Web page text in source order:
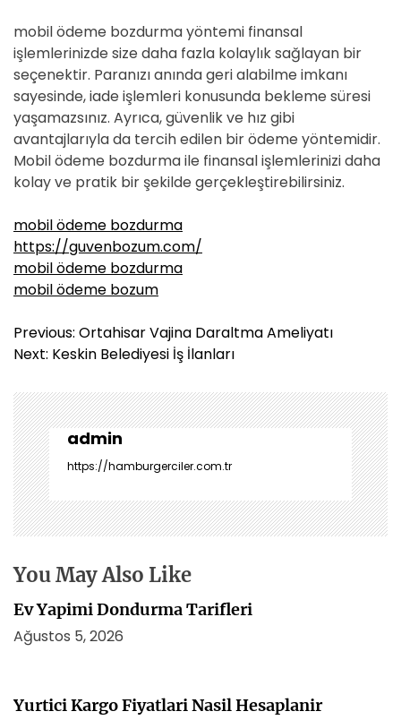
mobil ödeme bozdurma yöntemi finansal
işlemlerinizde size daha fazla kolaylık sağlayan bir
seçenektir. Paranızı anında geri alabilme imkanı
sayesinde, iade işlemleri konusunda bekleme süresi
yaşamazsınız. Ayrıca, güvenlik ve hız gibi
avantajlarıyla da tercih edilen bir ödeme yöntemidir.
Mobil ödeme bozdurma ile finansal işlemlerinizi daha
kolay ve pratik bir şekilde gerçekleştirebilirsiniz.
mobil ödeme bozdurma
https://guvenbozum.com/
mobil ödeme bozdurma
mobil ödeme bozum
Y
a
ı
g
e
z
i
n
m
s
i
Previous: Ortahisar Vajina Daraltma Ameliyatı
Next: Keskin Belediyesi İş İlanları
admin
https://hamburgerciler.com.tr
You May Also Like
Ev Yapimi Dondurma Tarifleri
Ağustos 5, 2026
Yurtici Kargo Fiyatlari Nasil Hesaplanir